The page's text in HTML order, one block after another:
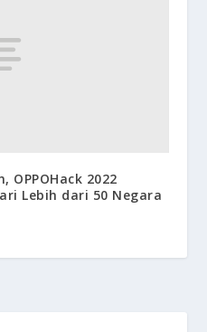
OPPOHack 2022
Lebih dari 50 Negara